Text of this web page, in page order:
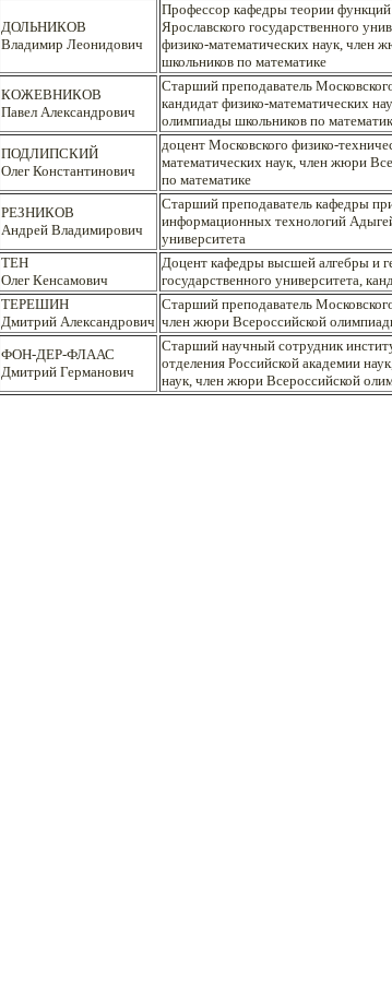
ДОЛЬНИКОВ
Владимир Леонидович
Профессор кафедры теории функций
Ярославского государственного
физико-математических наук, член
школьников по математике
КОЖЕВНИКОВ
Павел Александрович
Старший преподаватель
кандидат физико-математических
олимпиады школьников по
ПОДЛИПСКИЙ
Олег Константинович
доцент Московского физико-
математических наук, член жюри
по математике
РЕЗНИКОВ
Андрей Владимирович
Старший преподаватель кафедры
информационных технологий
университета
ТЕН
Олег Кенсамович
Доцент кафедры высшей алгебры и
государственного университета,
ТЕРЕШИН
Дмитрий Александрович
Старший преподаватель
член жюри Всероссийской
ФОН-ДЕР-ФЛААС
Дмитрий Германович
Старший научный сотрудник
отделения Российской академии
наук, член жюри Всероссийской